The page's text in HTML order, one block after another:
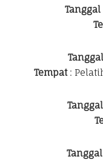
Tanggal
Tanggal
Tempat:
Tanggal
Tanggal